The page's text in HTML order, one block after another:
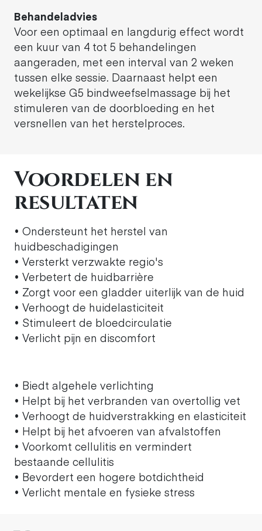
Behandeladvies
Voor een optimaal en langdurig effect wordt
een kuur van 4 tot 5 behandelingen
aangeraden, met een interval van 2 weken
tussen elke sessie. Daarnaast helpt een
wekelijkse G5 bindweefselmassage bij het
stimuleren van de doorbloeding en het
versnellen van het herstelproces.
Voordelen en
resultaten
• Ondersteunt het herstel van
huidbeschadigingen
• Versterkt verzwakte regio's
• Verbetert de huidbarrière
• Zorgt voor een gladder uiterlijk van de huid
• Verhoogt de huidelasticiteit
• Stimuleert de bloedcirculatie
• Verlicht pijn en discomfort
• Biedt algehele verlichting
• Helpt bij het verbranden van overtollig vet
• Verhoogt de huidverstrakking en elasticiteit
• Helpt bij het afvoeren van afvalstoffen
• Voorkomt cellulitis en vermindert
bestaande cellulitis
• Bevordert een hogere botdichtheid
• Verlicht mentale en fysieke stress